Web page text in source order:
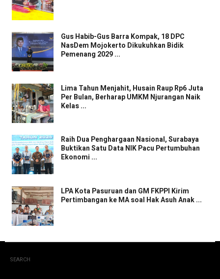
Gus Habib-Gus Barra Kompak, 18 DPC
NasDem Mojokerto Dikukuhkan Bidik
Pemenang 2029 ...
Lima Tahun Menjahit, Husain Raup Rp6 Juta
Per Bulan, Berharap UMKM Njurangan Naik
Kelas ...
Raih Dua Penghargaan Nasional, Surabaya
Buktikan Satu Data NIK Pacu Pertumbuhan
Ekonomi ...
LPA Kota Pasuruan dan GM FKPPI Kirim
Pertimbangan ke MA soal Hak Asuh Anak ...
SEARCH